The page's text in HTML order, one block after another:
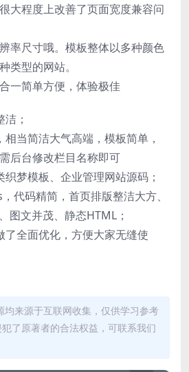
大程度上改善了页面宽度兼容问
率尺寸哦。模板整体以多种颜色
类型的网站。
一简单方便，体验极佳
；
当简洁大气高端，模板简单，
后台修改栏目名称即可
梦模板、企业管理网站源码；
代码精简，首页排版整洁大方、
图文并茂、静态HTML；
了全面优化，方便大家无缝使
均来源于互联网收集，仅供学习参考
了原著者的合法权益，可联系我们